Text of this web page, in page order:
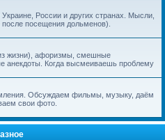
России и других странах. Мысли,
посещения дольменов).
жизни), афоризмы, смешные
анекдоты. Когда высмеиваешь проблему
Обсуждаем фильмы, музыку, даём
свои фото.